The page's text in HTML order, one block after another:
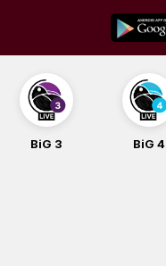
content
BiG 3 BiG 4